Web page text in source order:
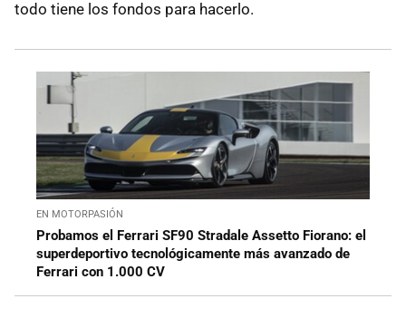
todo tiene los fondos para hacerlo.
EN MOTORPASIÓN
Probamos el Ferrari SF90 Stradale Assetto Fiorano: el
superdeportivo tecnológicamente más avanzado de
Ferrari con 1.000 CV